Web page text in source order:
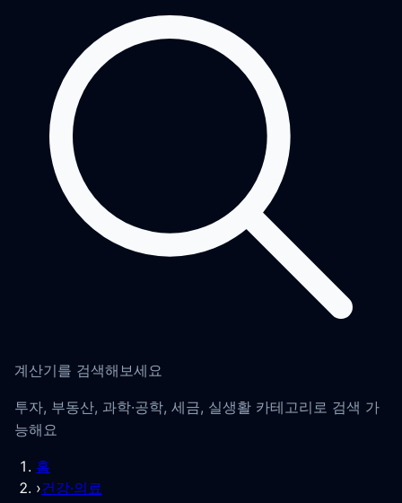
계산기를 검색해보세요
투자, 부동산, 과학·공학, 세금, 실생활 카테고리로 검색 가
능해요
홈
›건강·의료